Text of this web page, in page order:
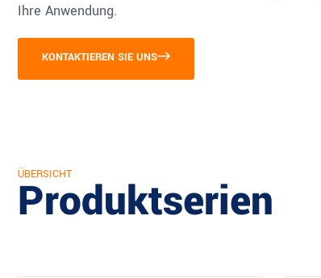
Ihre Anwendung.
KONTAKTIEREN SIE UNS
ÜBERSICHT
Produktserien